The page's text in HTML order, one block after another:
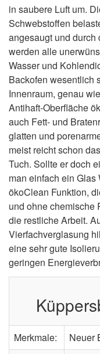
in saubere Luft um.
Schwebstoffen
angesaugt und durch
werden alle
Wasser und
Backofen wesentlich
Innenraum, genau
Antihaft-Oberfläche
auch Fett- und
glatten und
meist reicht schon
Tuch. Sollte er doch
man einfach ein
ökoClean Funktion,
und ohne chemische
die restliche Arbeit.
Vierfachverglasung
eine sehr gute
geringen
Merkmale:
Neuer